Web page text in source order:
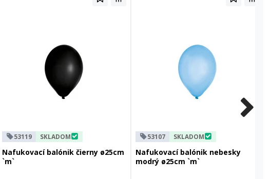
53119 SKLADOM
Nafukovací balónik čierny ø25cm
`m`
53107 SKLADOM
Nafukovací balónik nebesky
modrý ø25cm `m`